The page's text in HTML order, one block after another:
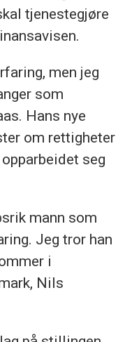
tjenestegjøre
men jeg
som
Hans nye
om rettigheter
seg
mann som
Jeg tror han
i
Nils